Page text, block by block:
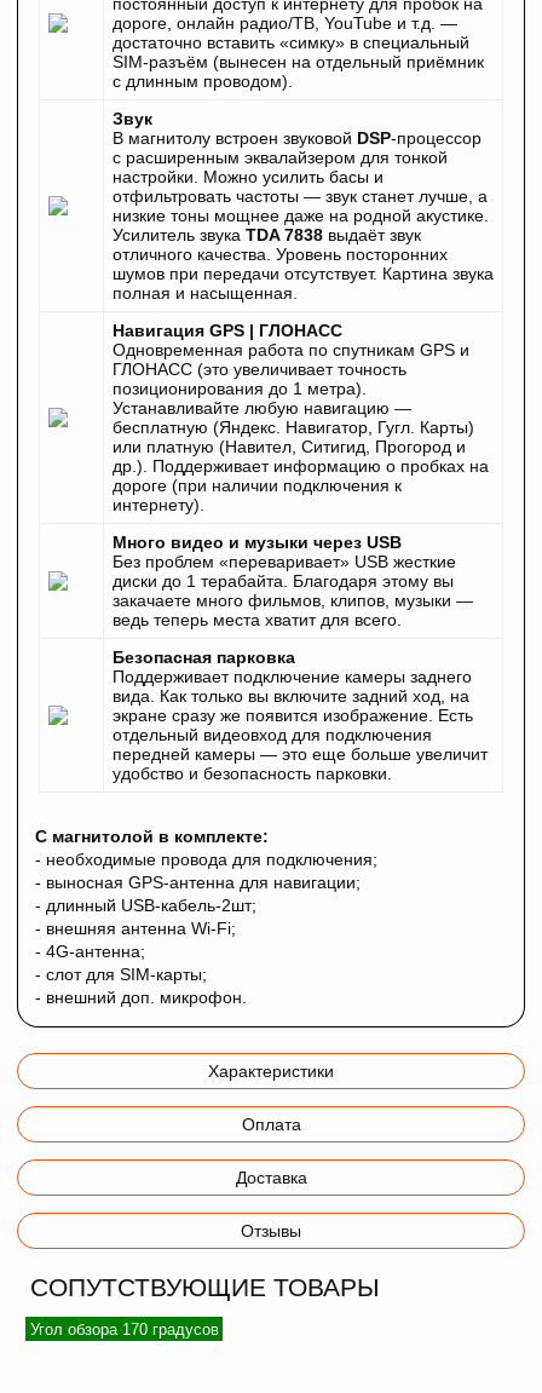
дороге, онлайн радио/ТВ, YouTube и т.д. —
достаточно вставить «симку» в специальный
SIM-разъём (вынесен на отдельный приёмник
с длинным проводом).
Звук
В магнитолу встроен звуковой DSP-процессор
с расширенным эквалайзером для тонкой
настройки. Можно усилить басы и
отфильтровать частоты — звук станет лучше, а
низкие тоны мощнее даже на родной акустике.
Усилитель звука TDA 7838 выдаёт звук
отличного качества. Уровень посторонних
шумов при передачи отсутствует. Картина звука
полная и насыщенная.
Навигация GPS | ГЛОНАСС
Одновременная работа по спутникам GPS и
ГЛОНАСС (это увеличивает точность
позиционирования до 1 метра).
Устанавливайте любую навигацию —
бесплатную (Яндекс. Навигатор, Гугл. Карты)
или платную (Навител, Ситигид, Прогород и
др.). Поддерживает информацию о пробках на
дороге (при наличии подключения к
интернету).
Много видео и музыки через USB
Без проблем «переваривает» USB жесткие
диски до 1 терабайта. Благодаря этому вы
закачаете много фильмов, клипов, музыки —
ведь теперь места хватит для всего.
Безопасная парковка
Поддерживает подключение камеры заднего
вида. Как только вы включите задний ход, на
экране сразу же появится изображение. Есть
отдельный видеовход для подключения
передней камеры — это еще больше увеличит
удобство и безопасность парковки.
С магнитолой в комплекте:
- необходимые провода для подключения;
- выносная GPS-антенна для навигации;
- длинный USB-кабель-2шт;
- внешняя антенна Wi-Fi;
- 4G-антенна;
- слот для SIM-карты;
- внешний доп. микрофон.
Характеристики
Оплата
Доставка
Отзывы
СОПУТСТВУЮЩИЕ ТОВАРЫ
Угол обзора 170 градусов